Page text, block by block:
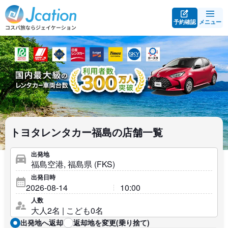
予約確認 メニュー
トヨタレンタカー福島の店舗一覧
出発地
出発日時
人数
出発地へ返却 返却地を変更(乗り捨て)